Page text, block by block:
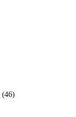
(46)